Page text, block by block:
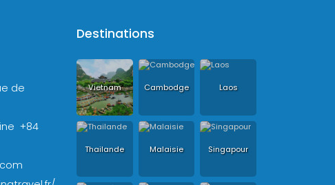
de
+84
Destinations
Vietnam Cambodge Laos
Thailande Malaisie Singapour